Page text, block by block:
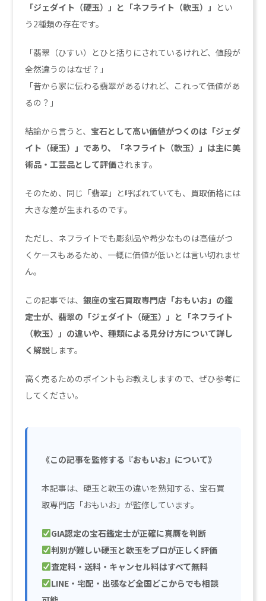
「ジェダイト（硬玉）」と「ネフライト（軟玉）」 とい
う2種類の存在です。
「翡翠（ひすい）とひと括りにされているけれど、値段が
全然違うのはなぜ？」
「昔から家に伝わる翡翠があるけれど、これって価値があ
るの？」
結論から言うと、 宝石として高い価値がつくのは「ジェダ
イト（硬玉）」であり、「ネフライト（軟玉）」は主に美
術品・工芸品として評価されます。
そのため、同じ「翡翠」と呼ばれていても、買取価格には
大きな差が生まれるのです。
ただし、ネフライトでも彫刻品や希少なものは高値がつ
くケースもあるため、一概に価値が低いとは言い切れませ
ん。
この記事では、銀座の宝石買取専門店「おもいお」の鑑
定士が、翡翠の「ジェダイト（硬玉）」と「ネフライト
（軟玉）」の違いや、種類による見分け方について詳し
く解説します。
高く売るためのポイントもお教えしますので、ぜひ参考に
してください。
《この記事を監修する『おもいお』について》
本記事は、硬玉と軟玉の違いを熟知する、宝石買
取専門店「おもいお」が監修しています。
GIA認定の宝石鑑定士が正確に真贋を判断
判別が難しい硬玉と軟玉をプロが正しく評価
査定料・送料・キャンセル料はすべて無料
LINE・宅配・出張など全国どこからでも相談